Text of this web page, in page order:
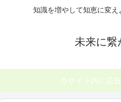
知識を増やして知恵に変
未来に繋
当サイト内に広